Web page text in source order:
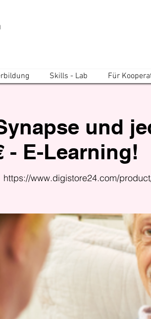
Skills - Lab Für
und
- E-Learning!
https://www.digistore24.com/